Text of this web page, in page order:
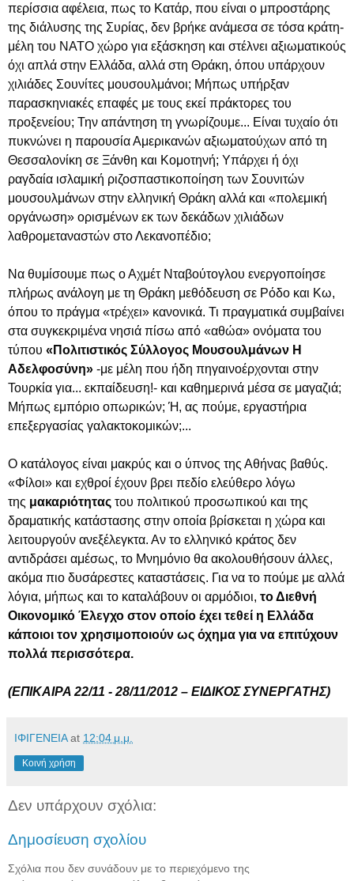
περίσσια αφέλεια, πως το Κατάρ, που είναι ο μπροστάρης
της διάλυσης της Συρίας, δεν βρήκε ανάμεσα σε τόσα κράτη-
μέλη του ΝΑΤΟ χώρο για εξάσκηση και στέλνει αξιωματικούς
όχι απλά στην Ελλάδα, αλλά στη Θράκη, όπου υπάρχουν
χιλιάδες Σουνίτες μουσουλμάνοι; Μήπως υπήρξαν
παρασκηνιακές επαφές με τους εκεί πράκτορες του
προξενείου; Την απάντηση τη γνωρίζουμε... Είναι τυχαίο ότι
πυκνώνει η παρουσία Αμερικανών αξιωματούχων από τη
Θεσσαλονίκη σε Ξάνθη και Κομοτηνή; Υπάρχει ή όχι
ραγδαία ισλαμική ριζοσπαστικοποίηση των Σουνιτών
μουσουλμάνων στην ελληνική Θράκη αλλά και «πολεμική
οργάνωση» ορισμένων εκ των δεκάδων χιλιάδων
λαθρομεταναστών στο Λεκανοπέδιο;
Να θυμίσουμε πως ο Αχμέτ Νταβούτογλου ενεργοποίησε
πλήρως ανάλογη με τη Θράκη μεθόδευση σε Ρόδο και Κω,
όπου το πράγμα «τρέχει» κανονικά. Τι πραγματικά συμβαίνει
στα συγκεκριμένα νησιά πίσω από «αθώα» ονόματα του
τύπου «Πολιτιστικός Σύλλογος Μουσουλμάνων Η
Αδελφοσύνη» -με μέλη που ήδη πηγαινοέρχονται στην
Τουρκία για... εκπαίδευση!- και καθημερινά μέσα σε μαγαζιά;
Μήπως εμπόριο οπωρικών; Ή, ας πούμε, εργαστήρια
επεξεργασίας γαλακτοκομικών;...
Ο κατάλογος είναι μακρύς και ο ύπνος της Αθήνας βαθύς.
«Φίλοι» και εχθροί έχουν βρει πεδίο ελεύθερο λόγω
της μακαριότητας του πολιτικού προσωπικού και της
δραματικής κατάστασης στην οποία βρίσκεται η χώρα και
λειτουργούν ανεξέλεγκτα. Αν το ελληνικό κράτος δεν
αντιδράσει αμέσως, το Μνημόνιο θα ακολουθήσουν άλλες,
ακόμα πιο δυσάρεστες καταστάσεις. Για να το πούμε με αλλά
λόγια, μήπως και το καταλάβουν οι αρμόδιοι, το Διεθνή
Οικονομικό Έλεγχο στον οποίο έχει τεθεί η Ελλάδα
κάποιοι τον χρησιμοποιούν ως όχημα για να επιτύχουν
πολλά περισσότερα.
(ΕΠΙΚΑΙΡΑ 22/11 - 28/11/2012 – ΕΙΔΙΚΟΣ ΣΥΝΕΡΓΑΤΗΣ)
ΙΦΙΓΕΝΕΙΑ at 12:04 μ.μ.
Κοινή χρήση
Δεν υπάρχουν σχόλια:
Δημοσίευση σχολίου
Σχόλια που δεν συνάδουν με το περιεχόμενο της